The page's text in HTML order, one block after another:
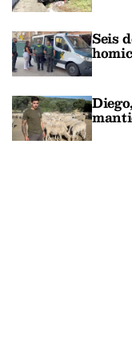
Seis